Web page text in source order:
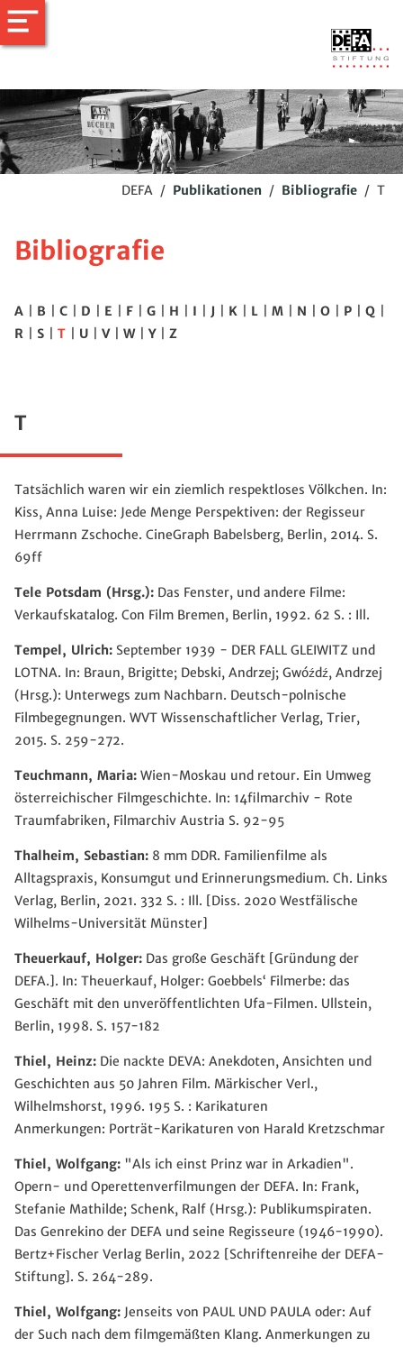
DEFA / Publikationen / Bibliografie / T
Bibliografie
A B C D E F G H I J K L M N O P Q
R
S T U V W Y Z
T
Tatsächlich waren wir ein ziemlich respektloses Völkchen. In:
Kiss, Anna Luise: Jede Menge Perspektiven: der Regisseur
Herrmann Zschoche. CineGraph Babelsberg, Berlin, 2014. S.
69ff
Tele Potsdam (Hrsg.): Das Fenster, und andere Filme:
Verkaufskatalog. Con Film Bremen, Berlin, 1992. 62 S. : Ill.
Tempel, Ulrich: September 1939 - DER FALL GLEIWITZ und
LOTNA. In: Braun, Brigitte; Debski, Andrzej; Gwóźdź, Andrzej
(Hrsg.): Unterwegs zum Nachbarn. Deutsch-polnische
Filmbegegnungen. WVT Wissenschaftlicher Verlag, Trier,
2015. S. 259-272.
Teuchmann, Maria: Wien-Moskau und retour. Ein Umweg
österreichischer Filmgeschichte. In: 14filmarchiv - Rote
Traumfabriken, Filmarchiv Austria S. 92-95
Thalheim, Sebastian: 8 mm DDR. Familienfilme als
Alltagspraxis, Konsumgut und Erinnerungsmedium. Ch. Links
Verlag, Berlin, 2021. 332 S. : Ill. [Diss. 2020 Westfälische
Wilhelms-Universität Münster]
Theuerkauf, Holger: Das große Geschäft [Gründung der
DEFA.]. In: Theuerkauf, Holger: Goebbels‘ Filmerbe: das
Geschäft mit den unveröffentlichten Ufa-Filmen. Ullstein,
Berlin, 1998. S. 157-182
Thiel, Heinz: Die nackte DEVA: Anekdoten, Ansichten und
Geschichten aus 50 Jahren Film. Märkischer Verl.,
Wilhelmshorst, 1996. 195 S. : Karikaturen
Anmerkungen: Porträt-Karikaturen von Harald Kretzschmar
Thiel, Wolfgang: "Als ich einst Prinz war in Arkadien".
Opern- und Operettenverfilmungen der DEFA. In: Frank,
Stefanie Mathilde; Schenk, Ralf (Hrsg.): Publikumspiraten.
Das Genrekino der DEFA und seine Regisseure (1946-1990).
Bertz+Fischer Verlag Berlin, 2022 [Schriftenreihe der DEFA-
Stiftung]. S. 264-289.
Thiel, Wolfgang: Jenseits von PAUL UND PAULA oder: Auf
der Such nach dem filmgemäßten Klang. Anmerkungen zu